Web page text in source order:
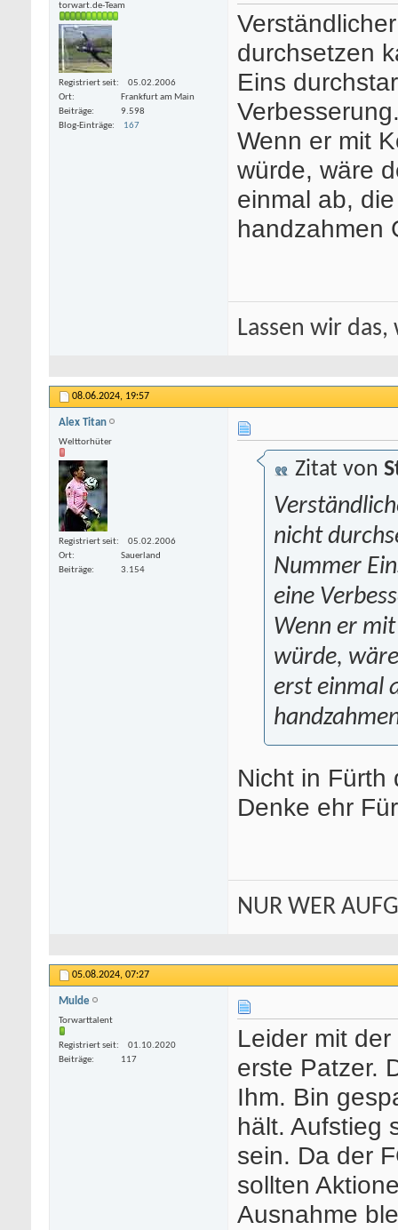
torwart.de-Team
Registriert seit
05.02.2006
Ort
Frankfurt am Main
Beiträge
9.598
Blog-Einträge
167
durchsetzen
Eins
Wenn er mit
würde, wäre
einmal ab,
handzahmen
Lassen wir
08.06.2024, 19:57
Alex Titan
Welttorhüter
Registriert seit
05.02.2006
Ort
Sauerland
Beiträge
3.154
Zitat von
nicht
Nummer
eine
Wenn er
würde,
erst einmal
Nicht in Fürth
Denke ehr
NUR WER
05.08.2024, 07:27
Mulde
Torwarttalent
Registriert seit
01.10.2020
Beiträge
117
Leider mit
erste Patzer.
Ihm. Bin
hält. Aufstieg
sein. Da der
sollten
Ausnahme